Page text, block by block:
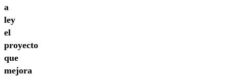
a
ley
el
proyecto
que
mejora